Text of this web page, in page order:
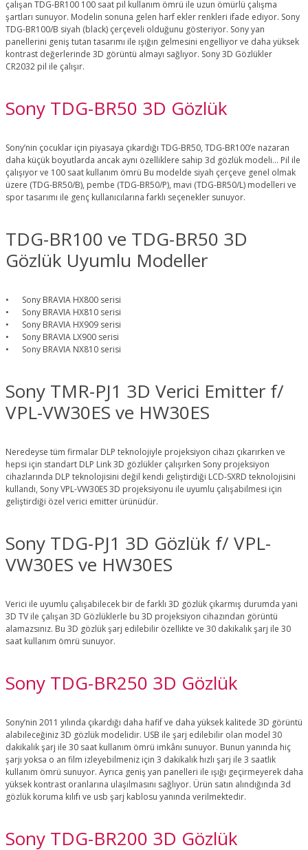
çalışan TDG-BR100 100 saat pil kullanım ömrü ile uzun ömürlü çalışma
şartları sunuyor. Modelin sonuna gelen harf ekler renkleri ifade ediyor. Sony
TDG-BR100/B siyah (black) çerçeveli olduğunu gösteriyor. Sony yan
panellerini geniş tutan tasarımı ile ışığın gelmesini engelliyor ve daha yüksek
kontrast değerlerinde 3D görüntü almayı sağlıyor. Sony 3D Gözlükler
CR2032 pil ile çalışır.
Sony TDG-BR50 3D Gözlük
Sony’nin çocuklar için piyasaya çıkardığı TDG-BR50, TDG-BR100’e nazaran
daha küçük boyutlarda ancak aynı özelliklere sahip 3d gözlük modeli… Pil ile
çalışıyor ve 100 saat kullanım ömrü Bu modelde siyah çerçeve genel olmak
üzere (TDG-BR50/B), pembe (TDG-BR50/P), mavi (TDG-BR50/L) modelleri ve
spor tasarımı ile genç kullanıcılarına farklı seçenekler sunuyor.
TDG-BR100 ve TDG-BR50 3D
Gözlük Uyumlu Modeller
•
Sony BRAVIA HX800 serisi
•
Sony BRAVIA HX810 serisi
•
Sony BRAVIA HX909 serisi
•
Sony BRAVIA LX900 serisi
•
Sony BRAVIA NX810 serisi
Sony TMR-PJ1 3D Verici Emitter f/
VPL-VW30ES ve HW30ES
Neredeyse tüm firmalar DLP teknolojiyle projeksiyon cihazı çıkarırken ve
hepsi için standart DLP Link 3D gözlükler çalışırken Sony projeksiyon
cihazlarında DLP teknolojisini değil kendi geliştirdiği LCD-SXRD teknolojisini
kullandı, Sony VPL-VW30ES 3D projeksiyonu ile uyumlu çalışabilmesi için
geliştirdiği özel verici emitter ürünüdür.
Sony TDG-PJ1 3D Gözlük f/ VPL-
VW30ES ve HW30ES
Verici ile uyumlu çalışabilecek bir de farklı 3D gözlük çıkarmış durumda yani
3D TV ile çalışan 3D Gözlüklerle bu 3D projeksiyon cihazından görüntü
alamazsınız. Bu 3D gözlük şarj edilebilir özellikte ve 30 dakikalık şarj ile 30
saat kullanım ömrü sunuyor.
Sony TDG-BR250 3D Gözlük
Sony’nin 2011 yılında çıkardığı daha hafif ve daha yüksek kalitede 3D görüntü
alabileceğiniz 3D gözlük modelidir. USB ile şarj edilebilir olan model 30
dakikalık şarj ile 30 saat kullanım ömrü imkânı sunuyor. Bunun yanında hiç
şarjı yoksa o an film izleyebilmeniz için 3 dakikalık hızlı şarj ile 3 saatlik
kullanım ömrü sunuyor. Ayrıca geniş yan panelleri ile ışığı geçirmeyerek daha
yüksek kontrast oranlarına ulaşılmasını sağlıyor. Ürün satın alındığında 3d
gözlük koruma kılıfı ve usb şarj kablosu yanında verilmektedir.
Sony TDG-BR200 3D Gözlük